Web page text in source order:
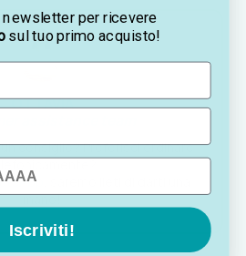
OTTAVIA
consiglio? Preferisci ordinare
mano!
newsletter per ricevere
sul tuo primo acquisto!
Iscriviti!